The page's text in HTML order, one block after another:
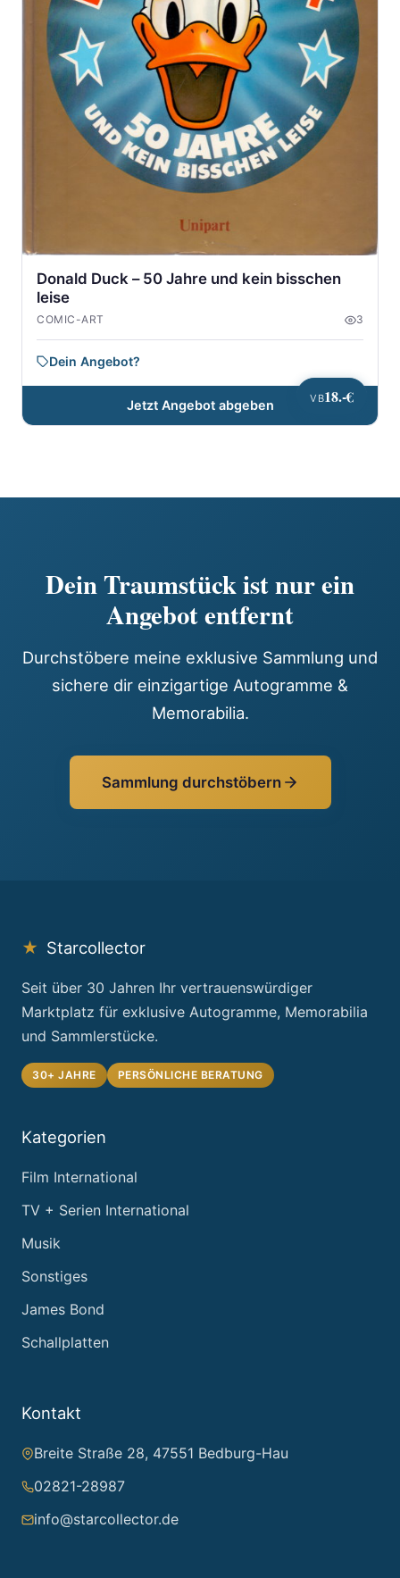
VB18.-€
Donald Duck – 50 Jahre und kein bisschen
leise
COMIC-ART 3
Dein Angebot?
Jetzt Angebot abgeben
Dein Traumstück ist nur ein
Angebot entfernt
Durchstöbere meine exklusive Sammlung und
sichere dir einzigartige Autogramme &
Memorabilia.
Sammlung durchstöbern
★ Starcollector
Seit über 30 Jahren Ihr vertrauenswürdiger
Marktplatz für exklusive Autogramme, Memorabilia
und Sammlerstücke.
30+ JAHRE PERSÖNLICHE BERATUNG
Kategorien
Film International
TV + Serien International
Musik
Sonstiges
James Bond
Schallplatten
Kontakt
Breite Straße 28, 47551 Bedburg-Hau
02821-28987
info@starcollector.de